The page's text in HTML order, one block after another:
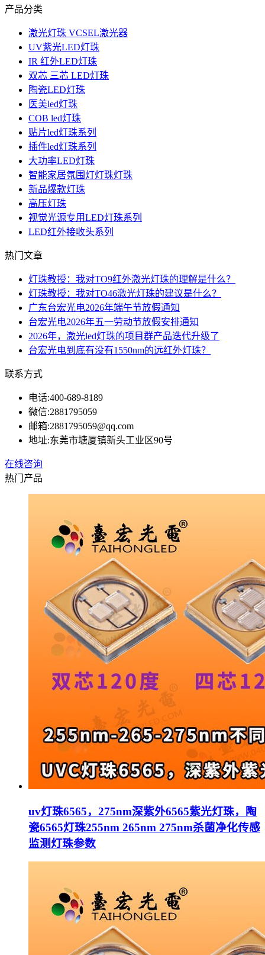
产品分类
激光灯珠 VCSEL激光器
UV紫光LED灯珠
IR 红外LED灯珠
双芯 三芯 LED灯珠
陶瓷LED灯珠
医美led灯珠
COB led灯珠
贴片led灯珠系列
插件led灯珠系列
大功率LED灯珠
智能家居氛围灯灯珠灯珠
新品爆款灯珠
高压灯珠
视觉光源专用LED灯珠系列
LED红外接收头系列
热门文章
灯珠教授：我对TO9红外激光灯珠的理解是什么？
灯珠教授：我对TO46激光灯珠的建议是什么？
广东台宏光电2026年端午节放假通知
台宏光电2026年五一劳动节放假安排通知
2026年，激光led灯珠的项目群产品迭代升级了
台宏光电到底有没有1550nm的远红外灯珠？
联系方式
电话:400-689-8189
微信:2881795059
邮箱:2881795059@qq.com
地址:东莞市塘厦镇新头工业区90号
在线咨询
热门产品
uv灯珠6565，275nm深紫外6565紫光灯珠，陶
瓷6565灯珠255nm 265nm 275nm杀菌净化传感
监测灯珠参数